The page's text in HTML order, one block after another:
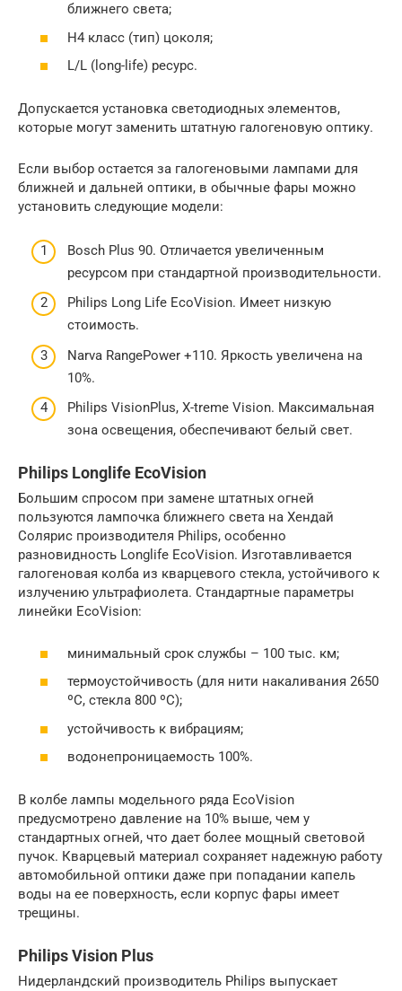
ближнего света;
Н4 класс (тип) цоколя;
L/L (long-life) ресурс.
Допускается установка светодиодных элементов,
которые могут заменить штатную галогеновую оптику.
Если выбор остается за галогеновыми лампами для
ближней и дальней оптики, в обычные фары можно
установить следующие модели:
Bosch Plus 90. Отличается увеличенным
ресурсом при стандартной производительности.
Philips Long Life EcoVision. Имеет низкую
стоимость.
Narva RangePower +110. Яркость увеличена на
10%.
Philips VisionPlus, X-treme Vision. Максимальная
зона освещения, обеспечивают белый свет.
Philips Longlife EcoVision
Большим спросом при замене штатных огней
пользуются лампочка ближнего света на Хендай
Солярис производителя Philips, особенно
разновидность Longlife EcoVision. Изготавливается
галогеновая колба из кварцевого стекла, устойчивого к
излучению ультрафиолета. Стандартные параметры
линейки EcoVision:
минимальный срок службы – 100 тыс. км;
термоустойчивость (для нити накаливания 2650
ºC, стекла 800 ºC);
устойчивость к вибрациям;
водонепроницаемость 100%.
В колбе лампы модельного ряда EcoVision
предусмотрено давление на 10% выше, чем у
стандартных огней, что дает более мощный световой
пучок. Кварцевый материал сохраняет надежную работу
автомобильной оптики даже при попадании капель
воды на ее поверхность, если корпус фары имеет
трещины.
Philips Vision Plus
Нидерландский производитель Philips выпускает